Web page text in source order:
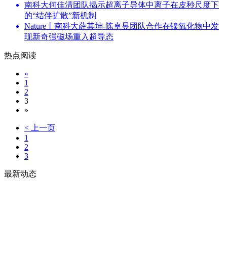
南科大何佳清团队揭示超离子导体中离子在皮秒尺度下
的“结伴扩散”新机制
Nature丨南科大薛其坤-陈卓昱团队合作在镍氧化物中发
现新奇强磁场重入超导态
热点阅读
«
1
2
3
»
< 上一页
1
2
3
最新动态